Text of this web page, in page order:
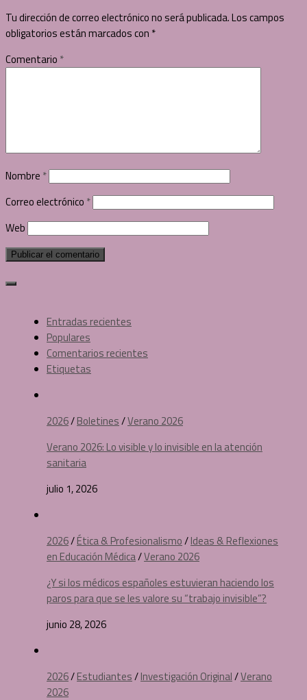
Tu dirección de correo electrónico no será publicada.Los campos
obligatorios están marcados con *
Comentario *
Nombre *
Correo electrónico *
Web
Entradas recientes
Populares
Comentarios recientes
Etiquetas
2026/Boletines/Verano 2026
Verano 2026: Lo visible y lo invisible en la atención
sanitaria
julio 1, 2026
2026/Ética & Profesionalismo/Ideas & Reflexiones
en Educación Médica/Verano 2026
¿Y si los médicos españoles estuvieran haciendo los
paros para que se les valore su “trabajo invisible”?
junio 28, 2026
2026/Estudiantes/Investigación Original/Verano
2026